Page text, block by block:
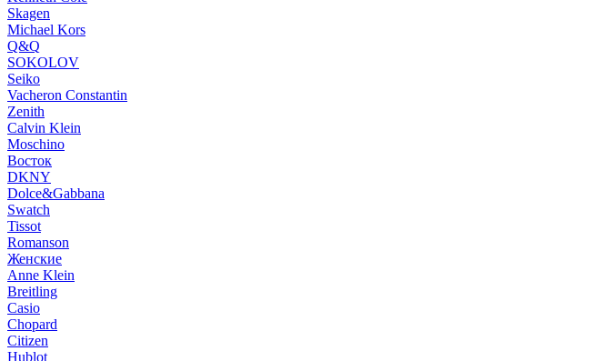
Skagen
Michael Kors
Q&Q
SOKOLOV
Seiko
Vacheron Constantin
Zenith
Calvin Klein
Moschino
Восток
DKNY
Dolce&Gabbana
Swatch
Tissot
Romanson
Женские
Anne Klein
Breitling
Casio
Chopard
Citizen
Hublot